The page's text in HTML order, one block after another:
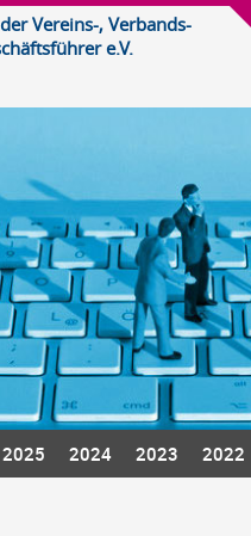
Vereins-, Verbands-
e.V.
2025 2024 2023 2022